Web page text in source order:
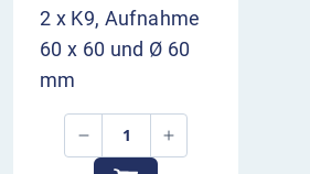
2 x K9, Aufnahme
60 x 60 und Ø 60
mm